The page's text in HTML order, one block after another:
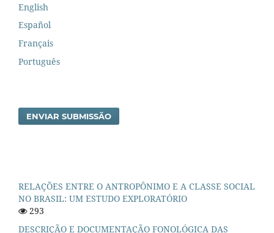
English
Español
Français
Português
ENVIAR SUBMISSÃO
RELAÇÕES ENTRE O ANTROPÔNIMO E A CLASSE SOCIAL
NO BRASIL: UM ESTUDO EXPLORATÓRIO
293
DESCRIÇÃO E DOCUMENTAÇÃO FONOLÓGICA DAS